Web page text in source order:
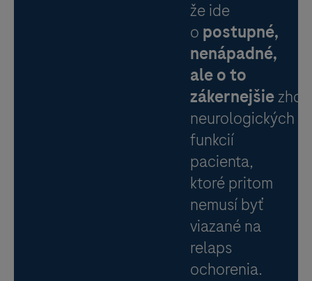
že ide
o postupné,
nenápadné,
ale o to
zákernejšie
neurologických
funkcií
pacienta,
ktoré pritom
nemusí byť
viazané na
relaps
ochorenia.